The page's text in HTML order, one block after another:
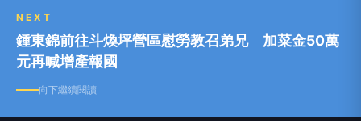
NEXT
鍾東錦前往斗煥坪營區慰勞教召弟兄 加菜金50萬
元再喊增產報國
向下繼續閱讀